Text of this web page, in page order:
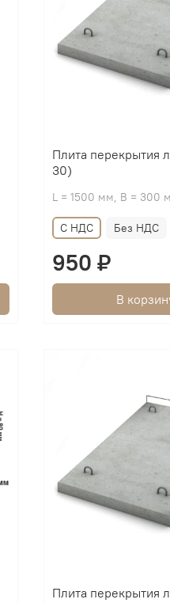
Плита перекрытия
30)
L = 1500 мм, B = 300
С НДС Без НДС
950 ₽
В
Плита перекрытия